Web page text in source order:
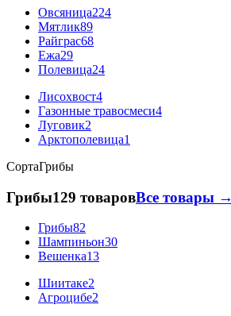
Овсяница224
Мятлик89
Райграс68
Ежа29
Полевица24
Лисохвост4
Газонные травосмеси4
Луговик2
Арктополевица1
СортаГрибы
Грибы129 товаровВсе товары →
Грибы82
Шампиньон30
Вешенка13
Шиитаке2
Агроцибе2